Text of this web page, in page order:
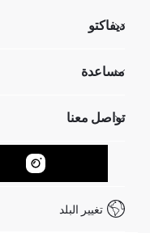
ديفاكتو
تعرف علينا
مساعدة
عمليات الارجاع و الاستبدال
تتبع الشحنة
كيف يمكنك التسوق في
كيف تدفع في ديفاكتو؟
تواصل معنا
نموذج الاتصال
+212 525 076 633 خدمة العملاءتغيير البلد